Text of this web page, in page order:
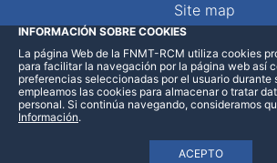
Site map
LinkedInFacebookWhatsApp
INFORMACIÓN SOBRE COOKIES
La página Web de la FNMT-RCM utiliza cookies
para facilitar la navegación por la página web así
preferencias seleccionadas por el usuario durante
empleamos las cookies para almacenar o tratar
personal. Si continúa navegando, consideramos
ACEPTO
Información.